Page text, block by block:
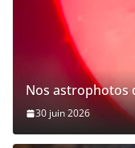
Nos astrophotos
30 juin 2026